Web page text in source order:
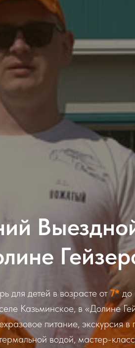
для детей в возрасте от7*до
Казьминское, в «Долине
питание, экскурсия
водой, мастер-